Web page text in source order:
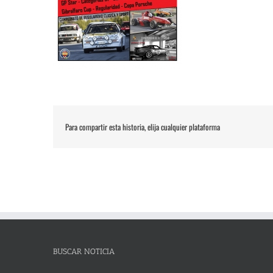
Para compartir esta historia, elija cualquier plataforma
BUSCAR NOTICIA